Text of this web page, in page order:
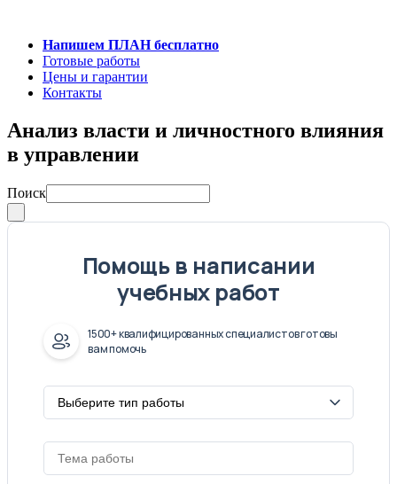
Напишем ПЛАН бесплатно
Готовые работы
Цены и гарантии
Контакты
Анализ власти и личностного влияния
в управлении
Поиск
Помощь в написании
учебных работ
1500+ квалифицированных специалистов готовы
вам помочь